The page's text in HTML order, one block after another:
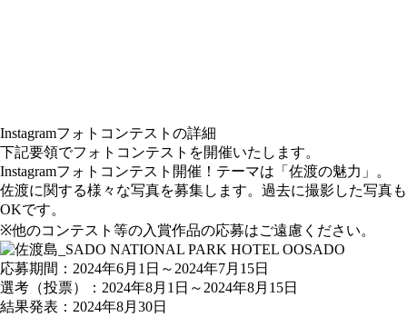
Instagramフォトコンテストの詳細
下記要領でフォトコンテストを開催いたします。
Instagramフォトコンテスト開催！テーマは「佐渡の魅力」。
佐渡に関する様々な写真を募集します。過去に撮影した写真も
OKです。
※他のコンテスト等の入賞作品の応募はご遠慮ください。
応募期間：2024年6月1日～2024年7月15日
選考（投票）：2024年8月1日～2024年8月15日
結果発表：2024年8月30日